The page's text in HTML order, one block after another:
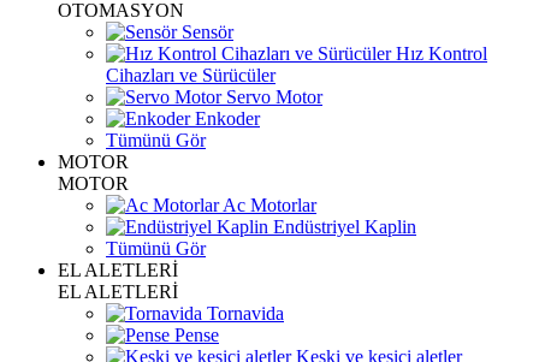
OTOMASYON
Sensör
Hız Kontrol
Cihazları ve Sürücüler
Servo Motor
Enkoder
Tümünü Gör
MOTOR
MOTOR
Ac Motorlar
Endüstriyel Kaplin
Tümünü Gör
EL ALETLERİ
EL ALETLERİ
Tornavida
Pense
Keski ve kesici aletler